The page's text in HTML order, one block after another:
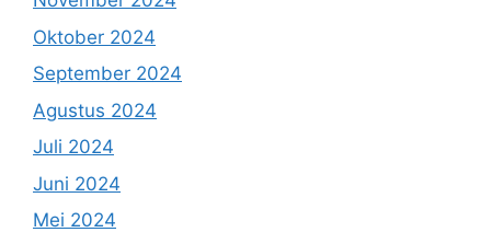
Oktober 2024
September 2024
Agustus 2024
Juli 2024
Juni 2024
Mei 2024